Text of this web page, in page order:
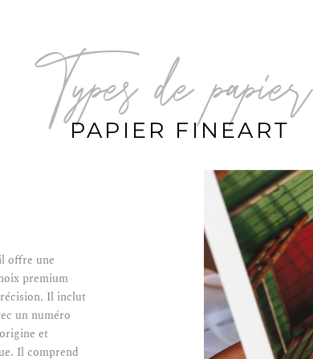
types de papier
PAPIER FINEART
offre une
premium
Il inclut
un numéro
et
Il comprend